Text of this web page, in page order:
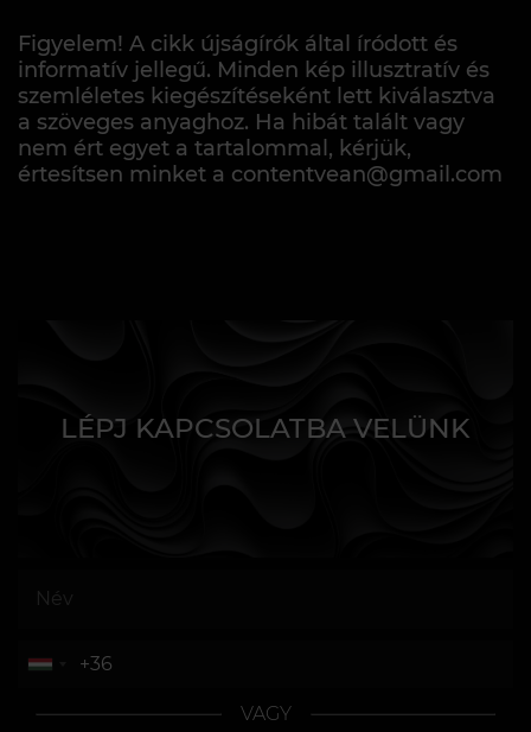
Figyelem! A cikk újságírók által íródott és
informatív jellegű. Minden kép illusztratív és
szemléletes kiegészítéseként lett kiválasztva
a szöveges anyaghoz. Ha hibát talált vagy
nem ért egyet a tartalommal, kérjük,
értesítsen minket a contentvean@gmail.com
LÉPJ KAPCSOLATBA VELÜNK
VAGY